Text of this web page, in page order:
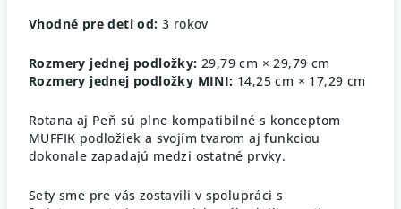
Vhodné pre deti od: 3 rokov
Rozmery jednej podložky: 29,79 cm × 29,79 cm
Rozmery jednej podložky MINI: 14,25 cm × 17,29 cm
Rotana aj Peň sú plne kompatibilné s konceptom
MUFFIK podložiek a svojím tvarom aj funkciou
dokonale zapadajú medzi ostatné prvky.
Sety sme pre vás zostavili v spolupráci s